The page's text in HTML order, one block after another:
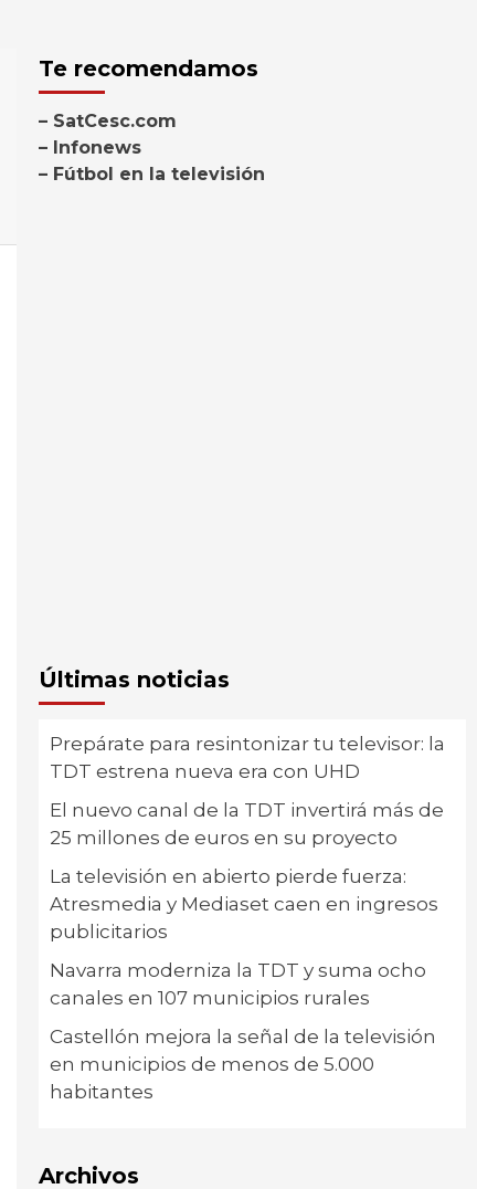
Te recomendamos
– SatCesc.com
– Infonews
– Fútbol en la televisión
Últimas noticias
Prepárate para resintonizar tu televisor: la
TDT estrena nueva era con UHD
El nuevo canal de la TDT invertirá más de
25 millones de euros en su proyecto
La televisión en abierto pierde fuerza:
Atresmedia y Mediaset caen en ingresos
publicitarios
Navarra moderniza la TDT y suma ocho
canales en 107 municipios rurales
Castellón mejora la señal de la televisión
en municipios de menos de 5.000
habitantes
Archivos